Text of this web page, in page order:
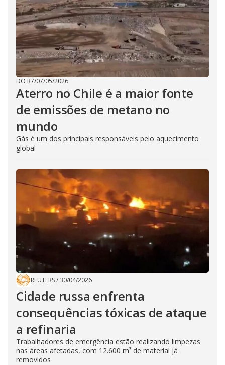
DO R7/07/05/2026
Aterro no Chile é a maior fonte
de emissões de metano no
mundo
Gás é um dos principais responsáveis pelo aquecimento
global
REUTERS/30/04/2026
Cidade russa enfrenta
consequências tóxicas de ataque
a refinaria
Trabalhadores de emergência estão realizando limpezas
nas áreas afetadas, com 12.600 m³ de material já
removidos